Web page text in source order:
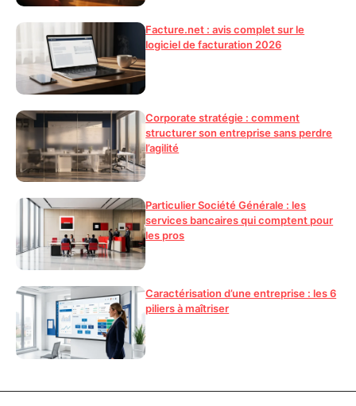
Facture.net : avis complet sur le
logiciel de facturation 2026
Corporate stratégie : comment
structurer son entreprise sans perdre
l’agilité
Particulier Société Générale : les
services bancaires qui comptent pour
les pros
Caractérisation d’une entreprise : les 6
piliers à maîtriser